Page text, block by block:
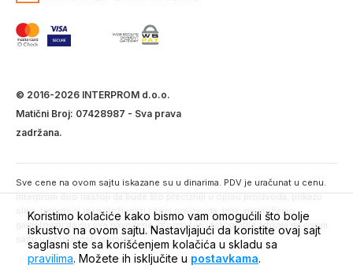
© 2016-2026 INTERPROM d.o.o.
Matični Broj: 07428987 - Sva prava
zadržana.
Sve cene na ovom sajtu iskazane su u dinarima. PDV je uračunat u cenu.
Interprom doo nastoji da bude što precizniji u opisu proizvoda, prikazu
slika, trenutnoj raspoloživosti i ceni proizvoda. Ipak, ne možemo
garantovati da su sve navedene informacije i fotografije artikala na ovom
sajtu u potpunosti ispravne.
Koristimo kolačiće kako bismo vam omogućili što bolje
iskustvo na ovom sajtu. Nastavljajući da koristite ovaj sajt
saglasni ste sa korišćenjem kolačića u skladu sa
pravilima. Možete ih isključite u postavkama.